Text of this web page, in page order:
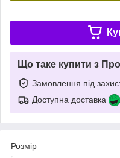
Що таке купити з
Замовлення під
Доступна доставка
Розмір